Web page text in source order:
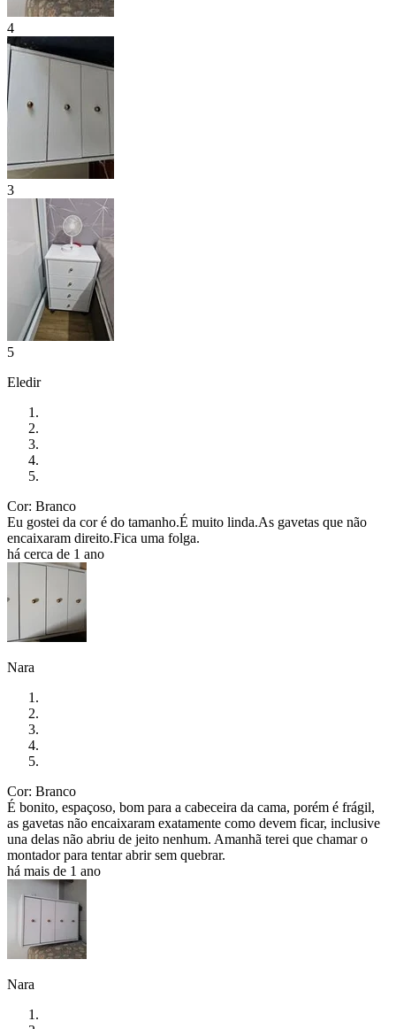
4
3
5
Eledir
Cor: Branco
Eu gostei da cor é do tamanho.É muito linda.As gavetas que não
encaixaram direito.Fica uma folga.
há cerca de 1 ano
Nara
Cor: Branco
É bonito, espaçoso, bom para a cabeceira da cama, porém é frágil,
as gavetas não encaixaram exatamente como devem ficar, inclusive
una delas não abriu de jeito nenhum. Amanhã terei que chamar o
montador para tentar abrir sem quebrar.
há mais de 1 ano
Nara